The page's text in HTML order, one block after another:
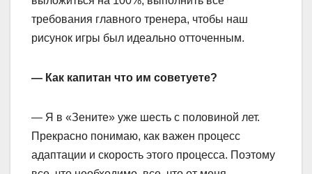
требования главного тренера, чтобы наш
рисунок игры был идеально отточенным.
— Как капитан что им советуете?
— Я в «Зените» уже шесть с половиной лет.
Прекрасно понимаю, как важен процесс
адаптации и скорость этого процесса. Поэтому